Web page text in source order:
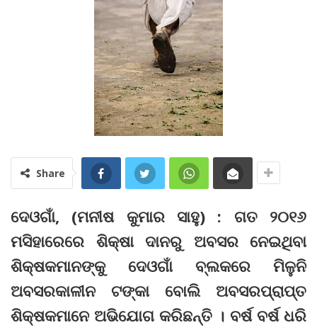
Share
ଦେଓଗାଁ, (ମନୀଷ କୁମାର ସାହୁ) : ଗତ ୨୦୧୬
ମସିହାରେରେ ଶିକ୍ଷା ଦାନରୁ ଅବସର ନେଇଥିବା
ଶିକ୍ଷକମାନଙ୍କୁ ଦେଓଗାଁ ବ୍ଲକରେ ମିଳୁନି
ଅବସରକାଳୀନ ଟଙ୍କା ବୋଲି ଅବସରପ୍ରାପ୍ତ
ଶିକ୍ଷକମାନେ ଅଭିଯୋଗ କରିଛନ୍ତି । ବର୍ଷ ବର୍ଷ ଧରି